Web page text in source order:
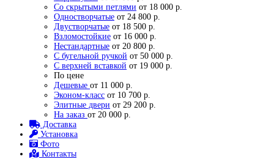
Со скрытыми петлями от 18 000 р.
Одностворчатые от 24 800 р.
Двустворчатые от 18 500 р.
Взломостойкие от 16 000 р.
Нестандартные от 20 800 р.
С бугельной ручкой от 50 000 р.
С верхней вставкой от 19 000 р.
По цене
Дешевые от 11 000 р.
Эконом-класс от 10 700 р.
Элитные двери от 29 200 р.
На заказ от 20 000 р.
Доставка
Установка
Фото
Контакты